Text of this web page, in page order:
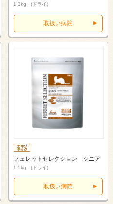
1.3kg (ドライ)
取扱い病院
フェレットセレクション シニア
1.5kg (ドライ)
取扱い病院